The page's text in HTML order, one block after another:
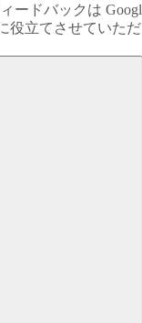
ードバックは Googl
役立てさせていただ